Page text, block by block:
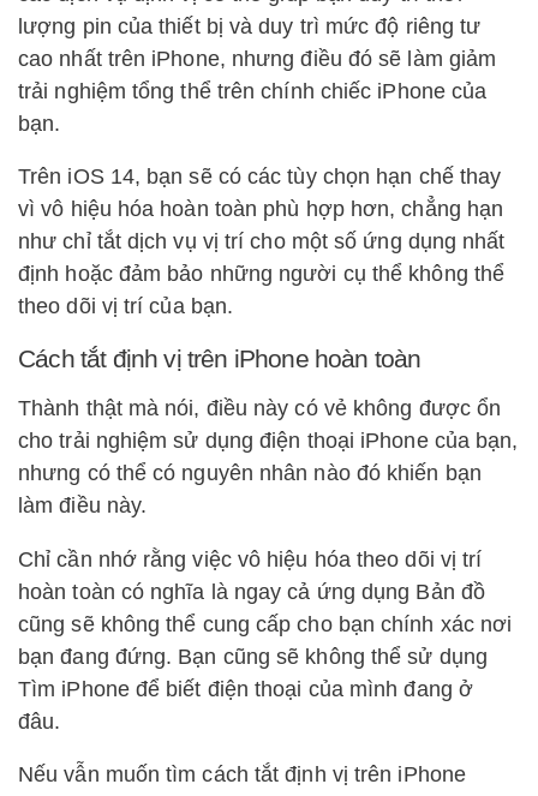
lượng pin của thiết bị và duy trì mức độ riêng tư
cao nhất trên iPhone, nhưng điều đó sẽ làm giảm
trải nghiệm tổng thể trên chính chiếc iPhone của
bạn.
Trên iOS 14, bạn sẽ có các tùy chọn hạn chế thay
vì vô hiệu hóa hoàn toàn phù hợp hơn, chẳng hạn
như chỉ tắt dịch vụ vị trí cho một số ứng dụng nhất
định hoặc đảm bảo những người cụ thể không thể
theo dõi vị trí của bạn.
Cách tắt định vị trên iPhone hoàn toàn
Thành thật mà nói, điều này có vẻ không được ổn
cho trải nghiệm sử dụng điện thoại iPhone của bạn,
nhưng có thể có nguyên nhân nào đó khiến bạn
làm điều này.
Chỉ cần nhớ rằng việc vô hiệu hóa theo dõi vị trí
hoàn toàn có nghĩa là ngay cả ứng dụng Bản đồ
cũng sẽ không thể cung cấp cho bạn chính xác nơi
bạn đang đứng. Bạn cũng sẽ không thể sử dụng
Tìm iPhone để biết điện thoại của mình đang ở
đâu.
Nếu vẫn muốn tìm cách tắt định vị trên iPhone